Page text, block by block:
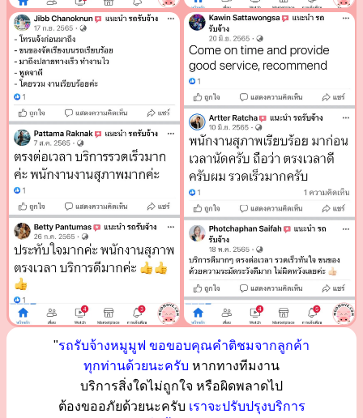
"รถรับจ้างหมูมูฟ ขอขอบคุณคำติชมจากลูกค้า
ทุกท่านด้วยนะครับ หากทางทีมงาน
บริการสิ่งใดไม่ถูกใจ หรือผิดพลาดไป
ต้องขออภัยด้วยนะครับ เราจะปรับปรุงบริการ